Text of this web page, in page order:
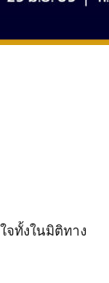
จทั้งในมิติทาง